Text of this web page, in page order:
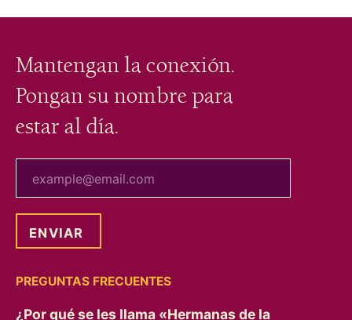
Mantengan la conexión.
Pongan su nombre para
estar al día.
PREGUNTAS FRECUENTES
¿Por qué se les llama «Hermanas de la